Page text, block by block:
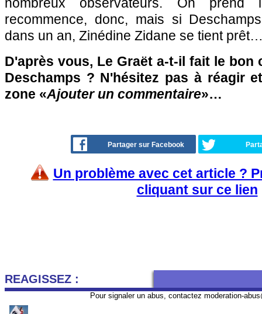
recommence, donc, mais si
dans un an, Zinédine Zidane se tient
D'après vous, Le Graët a-t-il fait le bon
Deschamps ? N'hésitez pas à réagir
zone «Ajouter un commentaire»…
Partager sur Facebook
Un problème avec cet article ?
cliquant sur ce lien
REAGISSEZ :
Pour signaler un abus, contactez moderation-